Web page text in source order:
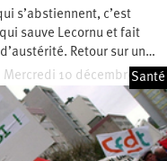
s’abstiennent, c’est
sauve Lecornu et fait
Retour sur un…
Mercredi 10 décembre 2025
Santé